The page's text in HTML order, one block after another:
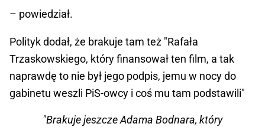
– powiedział.
Polityk dodał, że brakuje tam też "Rafała
Trzaskowskiego, który finansował ten film, a tak
naprawdę to nie był jego podpis, jemu w nocy do
gabinetu weszli PiS-owcy i coś mu tam podstawili"
"Brakuje jeszcze Adama Bodnara, który